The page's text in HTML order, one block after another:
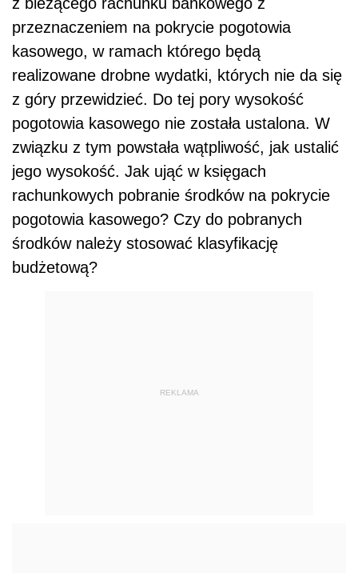
przeznaczeniem na pokrycie pogotowia
kasowego, w ramach którego będą
realizowane drobne wydatki, których nie da się
z góry przewidzieć. Do tej pory wysokość
pogotowia kasowego nie została ustalona. W
związku z tym powstała wątpliwość, jak ustalić
jego wysokość. Jak ująć w księgach
rachunkowych pobranie środków na pokrycie
pogotowia kasowego? Czy do pobranych
środków należy stosować klasyfikację
budżetową?
REKLAMA